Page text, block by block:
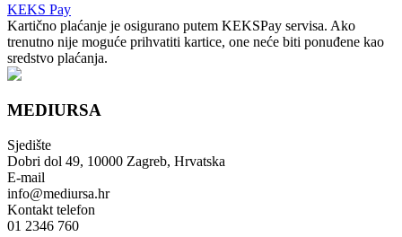
KEKS Pay
Kartično plaćanje je osigurano putem KEKSPay servisa. Ako
trenutno nije moguće prihvatiti kartice, one neće biti ponuđene kao
sredstvo plaćanja.
MEDIURSA
Sjedište
Dobri dol 49, 10000 Zagreb, Hrvatska
E-mail
info@mediursa.hr
Kontakt telefon
01 2346 760